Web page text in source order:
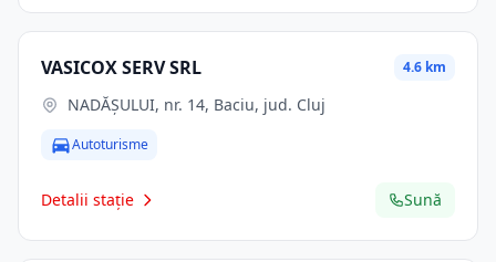
VASICOX SERV SRL 4.6 km
NADĂȘULUI, nr. 14, Baciu, jud. Cluj
Autoturisme
Detalii stație Sună